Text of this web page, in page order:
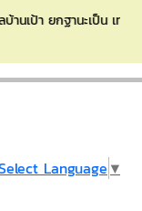
นเป้า ยกฐานะเป็น เ
Language ▼